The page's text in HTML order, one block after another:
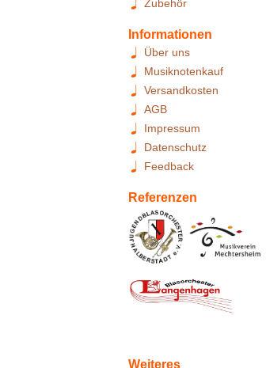
Zubehör
Informationen
Über uns
Musiknotenkauf
Versandkosten
AGB
Impressum
Datenschutz
Feedback
Referenzen
Weiteres